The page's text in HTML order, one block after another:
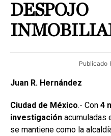
DESPOJO
Publicado
Juan R. Hernández
Ciudad de México.- Con 4
investigación acumuladas
se mantiene como la